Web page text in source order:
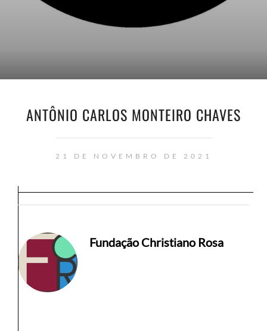
ANTÔNIO CARLOS MONTEIRO CHAVES
21 DE NOVEMBRO DE 2021
Fundação Christiano Rosa